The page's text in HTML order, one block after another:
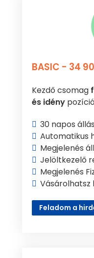
BASIC - 34
Kezdő csomag
és idény
30 napos
Automatikus
Megjelenés
Jelöltkezelő
Megjelenés
Vásárolhatsz
Feladom a